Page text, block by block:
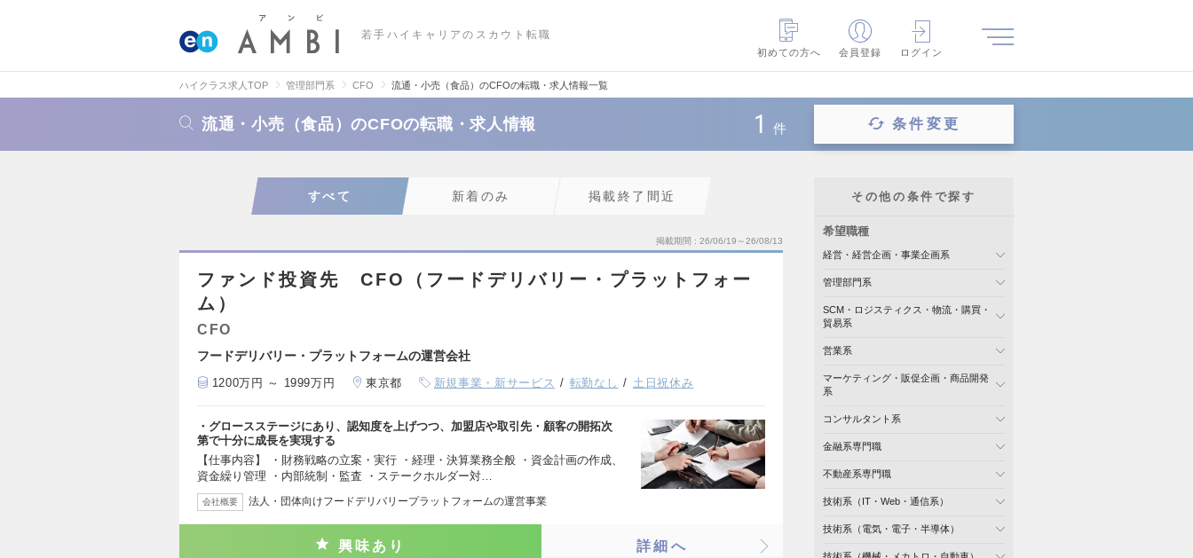
若手ハイキャリアのスカウト転職
初めての方へ
会員登録 ログイン
ハイクラス求人TOP 管理部門系 CFO 流通・小売（食品）のCFOの転職・求人情報一覧
流通・小売（食品）のCFOの転職・求人情報 1 件 条件変更
すべて 新着のみ 掲載終了間近
掲載期間 26/06/19～26/08/13
ファンド投資先 CFO（フードデリバリー・プラットフォー
ム）
CFO
フードデリバリー・プラットフォームの運営会社
1200万円 ～ 1999万円 東京都 新規事業・新サービス 転勤なし 土日祝休み
・グロースステージにあり、認知度を上げつつ、加盟店や取引先・顧客の開拓次
第で十分に成長を実現する
【仕事内容】 ・財務戦略の立案・実行 ・経理・決算業務全般 ・資金計画の作成、
資金繰り管理 ・内部統制・監査 ・ステークホルダー対…
会社概要 法人・団体向けフードデリバリープラットフォームの運営事業
興味あり 詳細へ
その他の条件で探す
希望職種
経営・経営企画・事業企画系
管理部門系
SCM・ロジスティクス・物流・購買・
貿易系
営業系
マーケティング・販促企画・商品開発
系
コンサルタント系
金融系専門職
不動産系専門職
技術系（IT・Web・通信系）
技術系（電気・電子・半導体）